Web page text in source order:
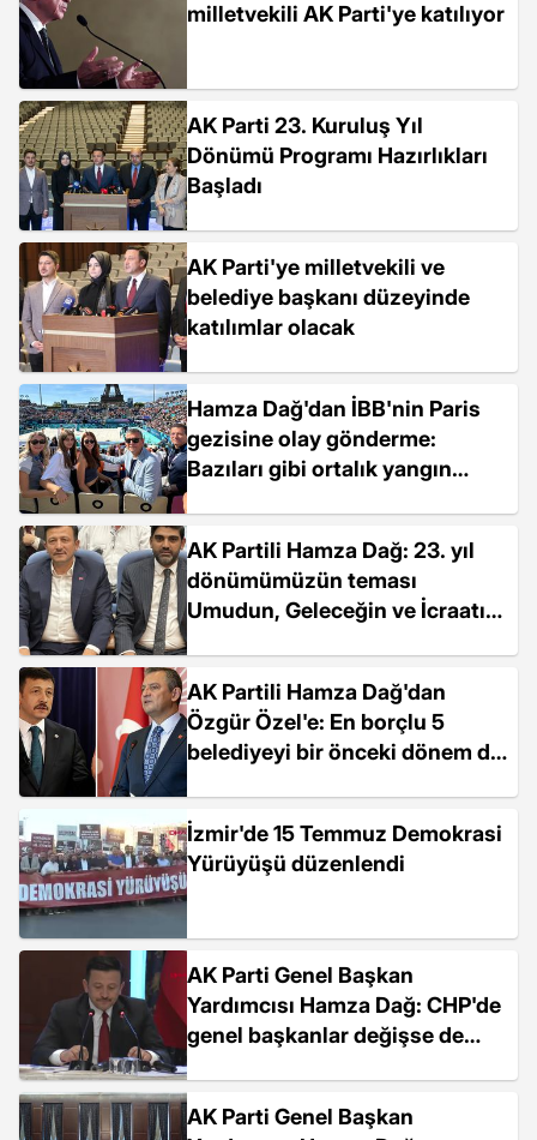
milletvekili AK Parti'ye katılıyor
AK Parti 23. Kuruluş Yıl
Dönümü Programı Hazırlıkları
Başladı
AK Parti'ye milletvekili ve
belediye başkanı düzeyinde
katılımlar olacak
Hamza Dağ'dan İBB'nin Paris
gezisine olay gönderme:
Bazıları gibi ortalık yangın
AK Partili Hamza Dağ: 23. yıl
dönümümüzün teması
Umudun, Geleceğin ve İcraatın
AK Partili Hamza Dağ'dan
Özgür Özel'e: En borçlu 5
belediyeyi bir önceki dönem de
İzmir'de 15 Temmuz Demokrasi
Yürüyüşü düzenlendi
AK Parti Genel Başkan
Yardımcısı Hamza Dağ: CHP'de
genel başkanlar değişse de
AK Parti Genel Başkan